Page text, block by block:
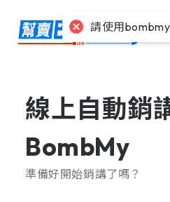
請使用
線上自動銷
BombMy
準備好開始銷講了嗎？